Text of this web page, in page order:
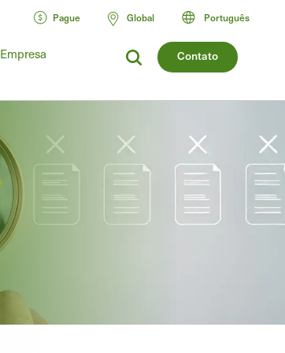
Contato
Empresa
Pague Global Português